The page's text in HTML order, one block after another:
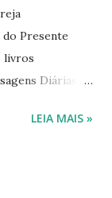
Presente
livros
Diárias da
(15) 99765-
LEIA MAIS »